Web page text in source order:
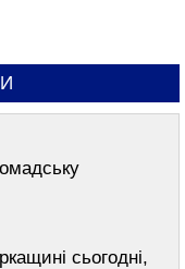
сьогодні,